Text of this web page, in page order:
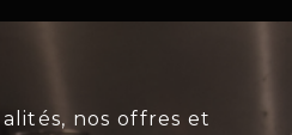
nos offres et